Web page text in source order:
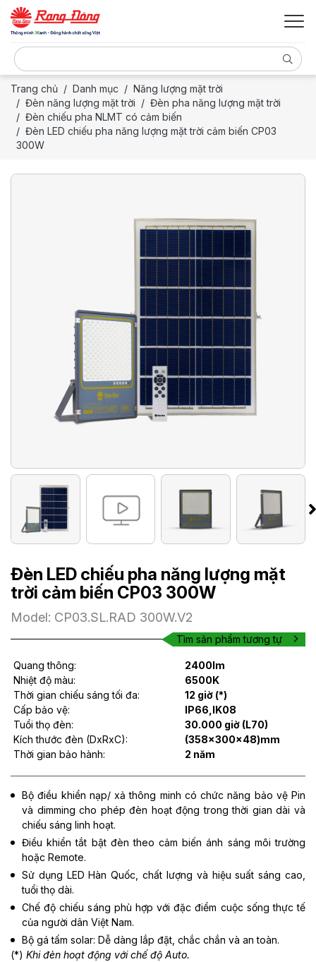
Trang chủ Danh mục
Năng lượng mặt trời
Đèn năng lượng mặt trời
Đèn pha năng lượng mặt trời
Đèn chiếu pha NLMT có cảm biến
Đèn LED chiếu pha năng lượng mặt trời cảm biến CP03
300W
Đèn LED chiếu pha năng lượng mặt
trời cảm biến CP03 300W
Model: CP03.SL.RAD 300W.V2
Tìm sản phẩm tương tự
Quang thông:
2400lm
Nhiệt độ màu:
6500K
Thời gian chiếu sáng tối đa:
12 giờ (*)
Cấp bảo vệ:
IP66,IK08
Tuổi thọ đèn:
30.000 giờ (L70)
Kích thước đèn (DxRxC):
(358x300x48)mm
Thời gian bảo hành:
2 năm
Bộ điều khiển nạp/ xả thông minh có chức năng bảo vệ Pin
và dimming cho phép đèn hoạt động trong thời gian dài và
chiếu sáng linh hoạt.
Điều khiển tắt bật đèn theo cảm biến ánh sáng môi trường
hoặc Remote.
Sử dụng LED Hàn Quốc, chất lượng và hiệu suất sáng cao,
tuổi thọ dài.
Chế độ chiếu sáng phù hợp với đặc điểm cuộc sống thực tế
của người dân Việt Nam.
Bộ gá tấm solar: Dễ dàng lắp đặt, chắc chắn và an toàn.
(*) Khi đèn hoạt động với chế độ Auto.